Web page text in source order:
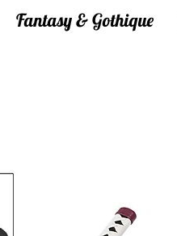
Fantasy & Gothique